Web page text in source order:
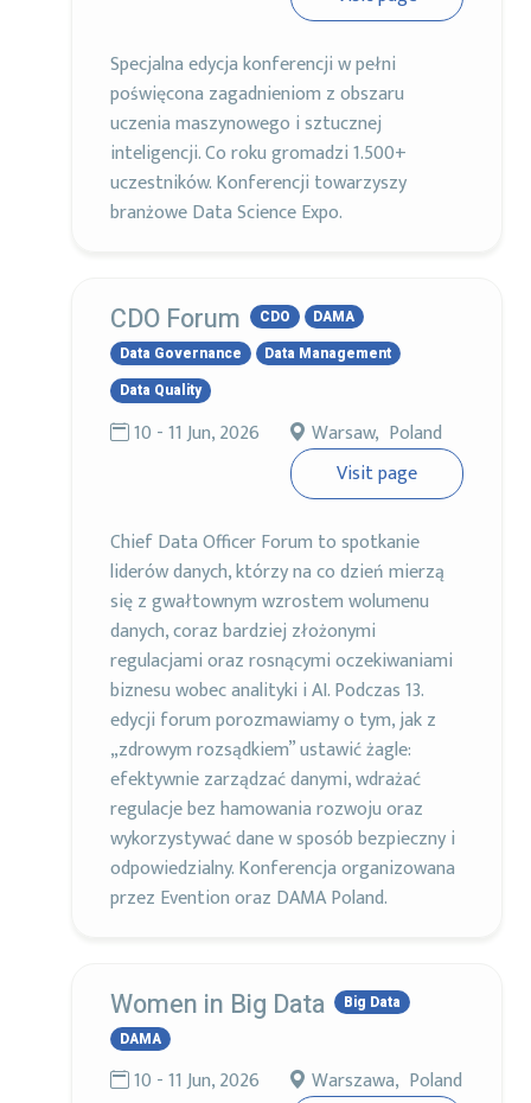
Specjalna edycja konferencji w pełni
poświęcona zagadnieniom z obszaru
uczenia maszynowego i sztucznej
inteligencji. Co roku gromadzi 1.500+
uczestników. Konferencji towarzyszy
branżowe Data Science Expo.
CDO Forum CDO
DAMA
Data Governance
Data Management
Data Quality
10 - 11 Jun, 2026
Warsaw, Poland
Visit page
Chief Data Officer Forum to spotkanie
liderów danych, którzy na co dzień mierzą
się z gwałtownym wzrostem wolumenu
danych, coraz bardziej złożonymi
regulacjami oraz rosnącymi oczekiwaniami
biznesu wobec analityki i AI. Podczas 13.
edycji forum porozmawiamy o tym, jak z
„zdrowym rozsądkiem” ustawić żagle:
efektywnie zarządzać danymi, wdrażać
regulacje bez hamowania rozwoju oraz
wykorzystywać dane w sposób bezpieczny i
odpowiedzialny. Konferencja organizowana
przez Evention oraz DAMA Poland.
Women in Big Data
Big Data
DAMA
10 - 11 Jun, 2026
Warszawa, Poland